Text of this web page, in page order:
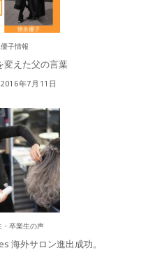
子情報
変えた父の言葉
2016年7月11日
・卒業生の声
海外サロン進出成功。